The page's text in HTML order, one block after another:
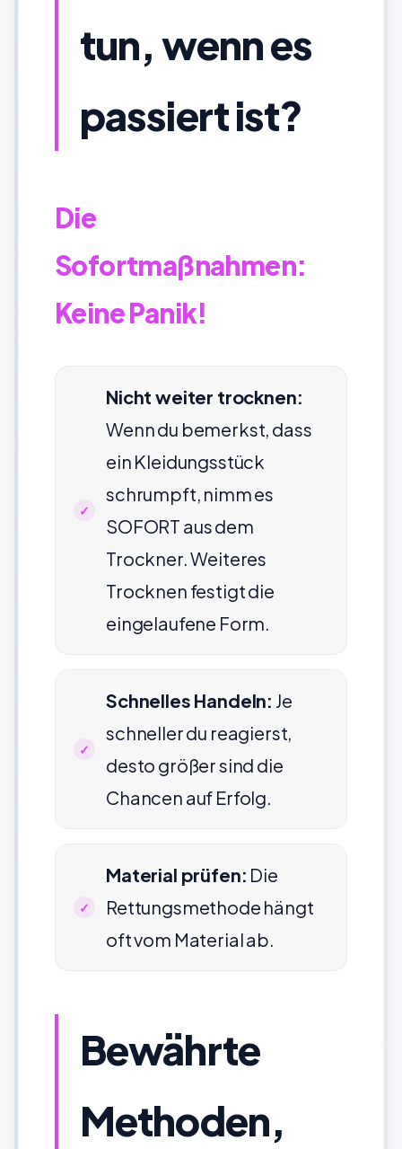
tun, wenn es
passiert ist?
Die
Sofortmaßnahmen:
Keine Panik!
Nicht weiter trocknen:
Wenn du bemerkst, dass
ein Kleidungsstück
schrumpft, nimm es
SOFORT aus dem
Trockner. Weiteres
Trocknen festigt die
eingelaufene Form.
Schnelles Handeln: Je
schneller du reagierst,
desto größer sind die
Chancen auf Erfolg.
Material prüfen: Die
Rettungsmethode hängt
oft vom Material ab.
Bewährte
Methoden,